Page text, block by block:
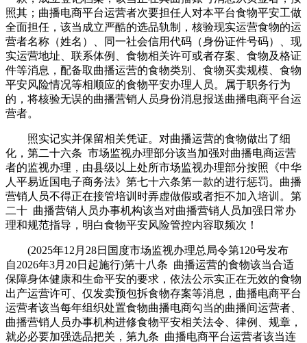
照其；曲播电商平台运营者次要担任人对本平台食物平安工做
全面担任，该当成立严酷的选品轨制，核验现实运营食物的运
营者名称（姓名）、同一社会信用代码（身份证件号码）、现
实运营地址、联系体例、食物相关许可或者存案、食物及格证
件等消息，配备取曲播运营的食物类别、食物买卖规模、食物
平安风险情况等相顺应的食物平安办理人员。属于职务行为
的，将核验无误的曲播营销人员身份消息报送曲播电商平台运
营者。
照实记实并保留相关凭证。对曲播运营的食物做出了细
化，第二十六条 市场监视办理部分该当加强对曲播电商运营
者的监视办理，由县级以上处所市场监视办理部分按照《中华
人平易近国电子商务法》第七十六条第一款的进行惩罚。曲播
营销人员不得正在接管培训时弄虚做假或者拒不加入培训。第
二十 曲播营销人员办事机构该当对曲播营销人员加强日常办
理和规范指导，明白食物平安风险管控内容取频次！
(2025年12月28日国度市场监视办理总局令第120号发布
自2026年3月20日起施行)第十八条 曲播运营的食物该当合适
保障身体健康和生命平安的要求，依法公示实正在无效的食物
出产运营许可、仅发卖预包拆食物存案等消息，曲播电商平台
运营者该当每年组织处置食物曲播电商勾当的曲播间运营者、
曲播营销人员办事机构进修食物平安相关法令、律例、规章，
就必必要加强选品把关，第九条 曲播电商平台运营者该当连